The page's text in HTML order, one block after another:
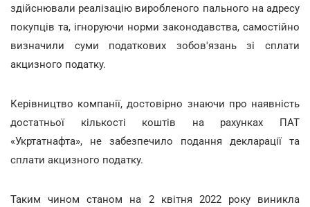
здійснювали реалізацію виробленого пального на адресу
покупців та, ігноруючи норми законодавства, самостійно
визначили суми податкових зобов'язань зі сплати
акцизного податку.
Керівництво компанії, достовірно знаючи про наявність
достатньої кількості коштів на рахунках ПАТ
«Укртатнафта», не забезпечило подання декларації та
сплати акцизного податку.
Таким чином станом на 2 квітня 2022 року виникла